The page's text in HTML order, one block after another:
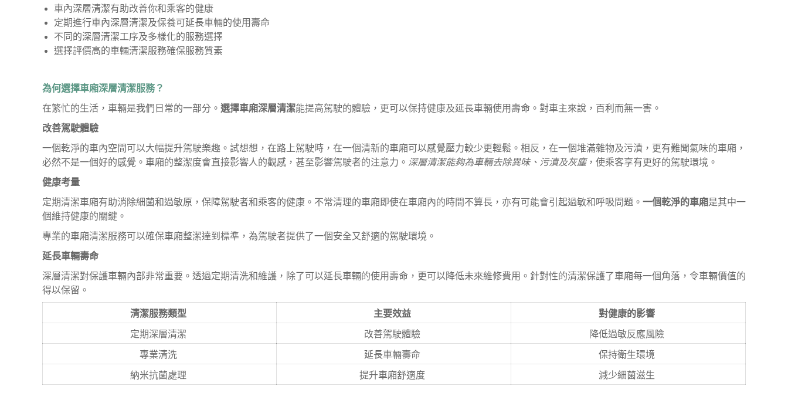
車內深層清潔有助改善你和乘客的健康
定期進行車內深層清潔及保養可延長車輛的使用壽命
不同的深層清潔工序及多樣化的服務選擇
選擇評價高的車輛清潔服務確保服務質素
為何選擇車廂深層清潔服務？
在繁忙的生活，車輛是我們日常的一部分。 選擇車廂深層清潔能提高駕駛的體驗，更可以保持健康及延長車輛使用壽命。對車主來說，百利而無一害。
改善駕駛體驗
一個乾淨的車內空間可以大幅提升駕駛樂趣。試想想，在路上駕駛時，在一個清新的車廂可以感覺壓力較少更輕鬆。相反，在一個堆滿雜物及污漬，更有難聞氣味的車廂，
必然不是一個好的感覺。車廂的整潔度會直接影響人的觀感，甚至影響駕駛者的注意力。 深層清潔能夠為車輛去除異味、污漬及灰塵，使乘客享有更好的駕駛環境。
健康考量
定期清潔車廂有助消除細菌和過敏原，保障駕駛者和乘客的健康。不常清理的車廂即使在車廂內的時間不算長，亦有可能會引起過敏和呼吸問題。 一個乾淨的車廂是其中一
個維持健康的關鍵。
專業的車廂清潔服務可以確保車廂整潔達到標準，為駕駛者提供了一個安全又舒適的駕駛環境。
延長車輛壽命
深層清潔對保護車輛內部非常重要。透過定期清洗和維護，除了可以延長車輛的使用壽命，更可以降低未來維修費用。針對性的清潔保護了車廂每一個角落，令車輛價值的
得以保留。
清潔服務類型 主要效益 對健康的影響
定期深層清潔 改善駕駛體驗 降低過敏反應風險
專業清洗 延長車輛壽命 保持衛生環境
納米抗菌處理 提升車廂舒適度 減少細菌滋生